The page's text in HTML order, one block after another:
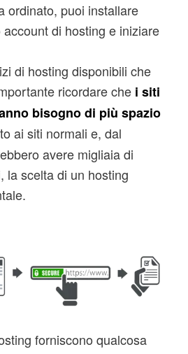
ordinato, puoi installare
di hosting e iniziare
di hosting disponibili che
ricordare che i siti
bisogno di più spazio
ai siti normali e, dal
avere migliaia di
la scelta di un hosting
forniscono qualcosa